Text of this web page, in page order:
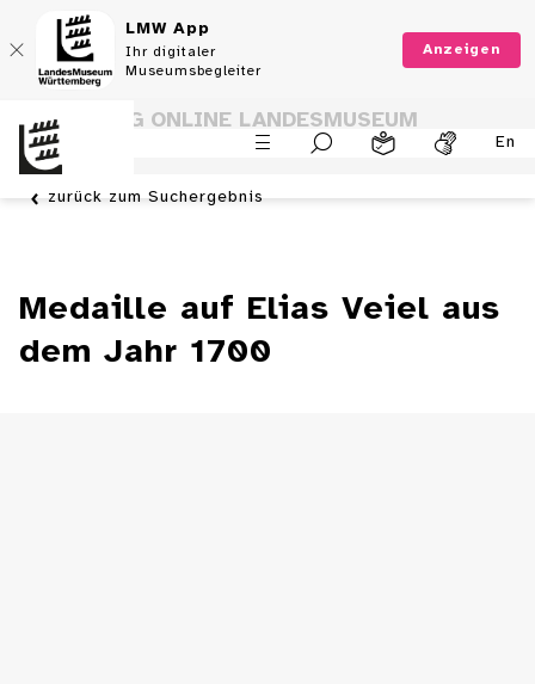
LMW App
Ihr digitaler
Museumsbegleiter
Anzeigen
En
SAMMLUNG ONLINE LANDESMUSEUM
WÜRTTEMBERG
zurück zum Suchergebnis
Medaille auf Elias Veiel aus
dem Jahr 1700